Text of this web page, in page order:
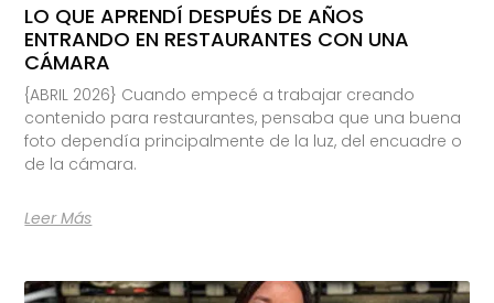
LO QUE APRENDÍ DESPUÉS DE AÑOS
ENTRANDO EN RESTAURANTES CON UNA
CÁMARA
{ABRIL 2026} Cuando empecé a trabajar creando
contenido para restaurantes, pensaba que una buena
foto dependía principalmente de la luz, del encuadre o
de la cámara.
Leer Más